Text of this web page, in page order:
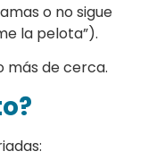
o no sigue
la pelota”).
más de cerca.